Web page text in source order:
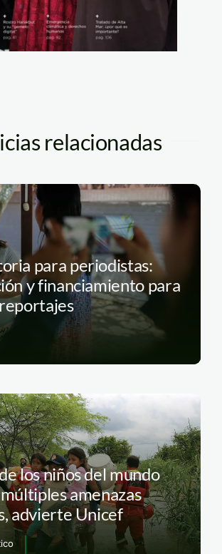
relacionadas
para periodistas:
y financiamiento para
los niños del mundo
amenazas
advierte Unicef